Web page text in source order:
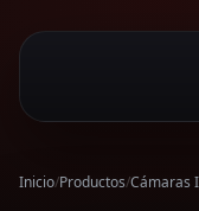
Inicio/Productos/Cámaras